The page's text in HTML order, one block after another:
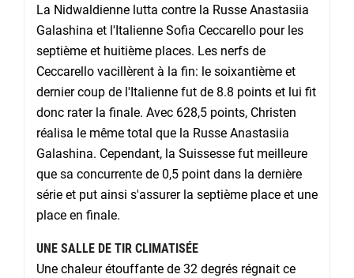
La Nidwaldienne lutta contre la Russe Anastasiia
Galashina et l'Italienne Sofia Ceccarello pour les
septième et huitième places. Les nerfs de
Ceccarello vacillèrent à la fin: le soixantième et
dernier coup de l'Italienne fut de 8.8 points et lui fit
donc rater la finale. Avec 628,5 points, Christen
réalisa le même total que la Russe Anastasiia
Galashina. Cependant, la Suissesse fut meilleure
que sa concurrente de 0,5 point dans la dernière
série et put ainsi s'assurer la septième place et une
place en finale.
UNE SALLE DE TIR CLIMATISÉE
Une chaleur étouffante de 32 degrés régnait ce